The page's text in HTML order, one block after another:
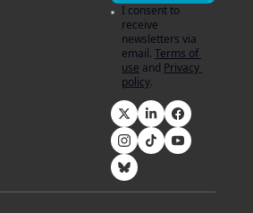
I consent to
receive
newsletters via
email. Terms of
use and Privacy
policy.